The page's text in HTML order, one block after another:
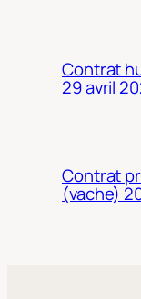
Contrat
29 avril
Contrat
(vache)